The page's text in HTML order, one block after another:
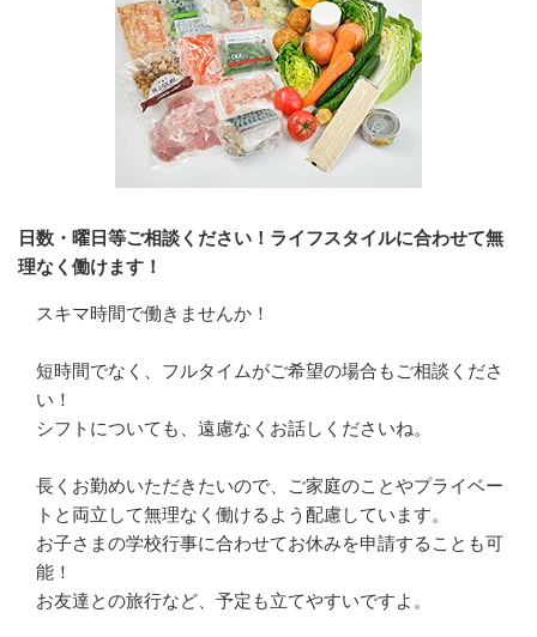
日数・曜日等ご相談ください！ライフスタイルに合わせて無
理なく働けます！
スキマ時間で働きませんか！
短時間でなく、フルタイムがご希望の場合もご相談くださ
い！
シフトについても、遠慮なくお話しくださいね。
長くお勤めいただきたいので、ご家庭のことやプライベー
トと両立して無理なく働けるよう配慮しています。
お子さまの学校行事に合わせてお休みを申請することも可
能！
お友達との旅行など、予定も立てやすいですよ。